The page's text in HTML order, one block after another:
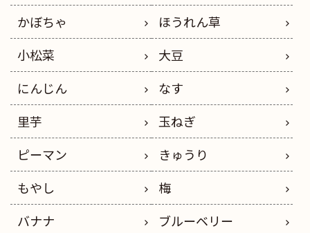
かぼちゃ
ほうれん草
小松菜
大豆
にんじん
なす
里芋
玉ねぎ
ピーマン
きゅうり
もやし
梅
バナナ
ブルーベリー